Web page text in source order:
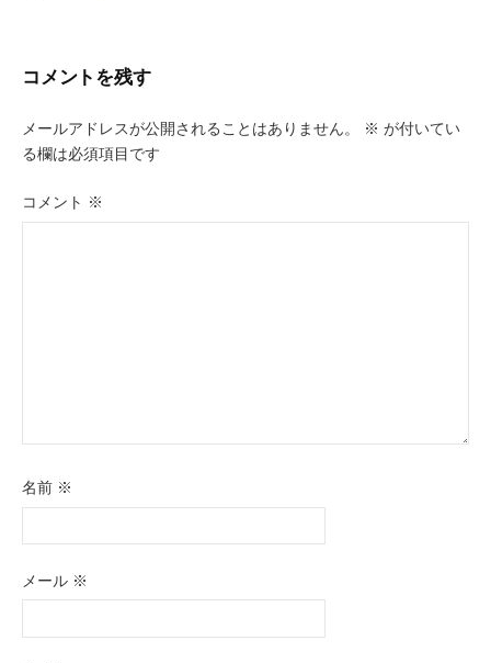
シ
ン
コメントを残す
メールアドレスが公開されることはありません。 ※ が付いてい
る欄は必須項目です
コメント ※
名前 ※
メール ※